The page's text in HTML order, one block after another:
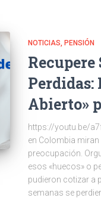
NOTICIAS PENSIÓN
Recupere
Perdidas:
Abierto»
https://youtu.be/
en Colombia
preocupación.
esos «huecos» o
pudieron cotizar a
semanas se